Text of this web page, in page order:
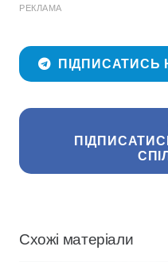
РЕКЛАМА
ПІДПИСАТИСЬ
Схожі матеріали